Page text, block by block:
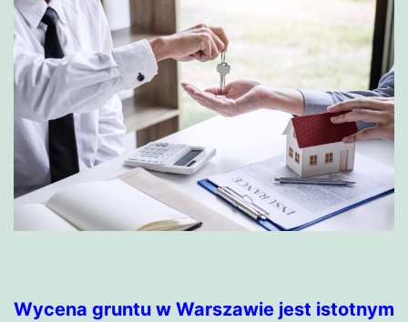
Wycena gruntu w Warszawie jest istotnym